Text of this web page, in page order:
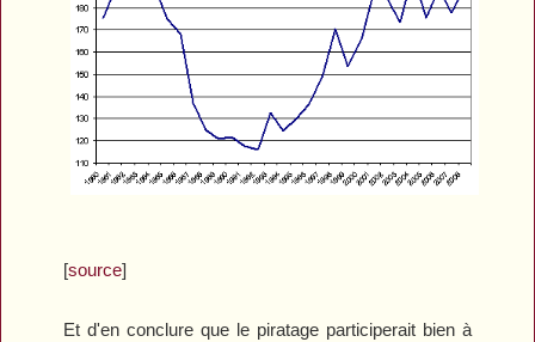
[source]
Et d'en conclure que le piratage participerait bien à